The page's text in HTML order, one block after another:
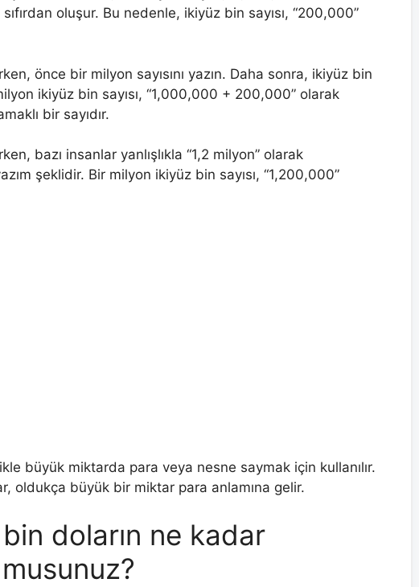
sıfırdan oluşur. Bu nedenle, ikiyüz bin sayısı, “200,000”
önce bir milyon sayısını yazın. Daha sonra, ikiyüz bin
ikiyüz bin sayısı, “1,000,000 + 200,000” olarak
bir sayıdır.
bazı insanlar yanlışlıkla “1,2 milyon” olarak
şeklidir. Bir milyon ikiyüz bin sayısı, “1,200,000”
büyük miktarda para veya nesne saymak için kullanılır.
oldukça büyük bir miktar para anlamına gelir.
doların ne kadar